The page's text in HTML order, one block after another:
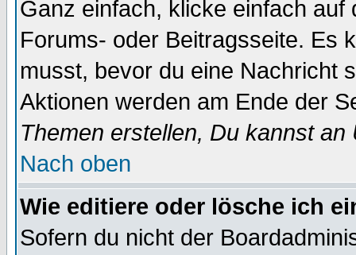
Ganz einfach, klicke einfach
Forums- oder Beitragsseite. Es
musst, bevor du eine Nachricht
Aktionen werden am Ende der
Themen erstellen, Du kannst
Nach oben
Wie editiere oder lösche ich
Sofern du nicht der